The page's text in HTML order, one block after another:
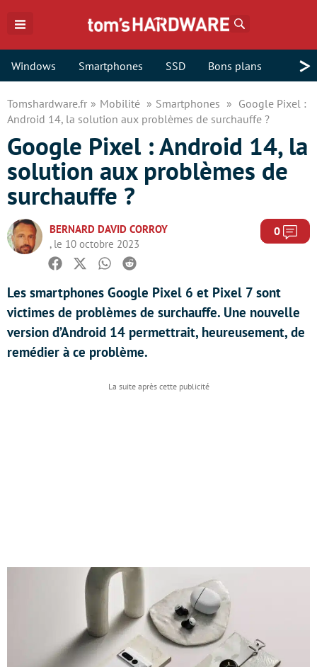
Windows Smartphones SSD Bons plans >
Tomshardware.fr Mobilité Smartphones
Google Pixel :
Android 14, la solution aux problèmes de surchauffe ?
Google Pixel : Android 14, la
solution aux problèmes de
surchauffe ?
BERNARD DAVID CORROY
, le 10 octobre 2023
0
Facebook
TwitterWhatsapp
Reddit
Les smartphones Google Pixel 6 et Pixel 7 sont
victimes de problèmes de surchauffe. Une nouvelle
version d’Android 14 permettrait, heureusement, de
remédier à ce problème.